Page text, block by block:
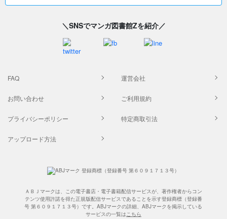
＼SNSでマンガ図書館Zを紹介／
FAQ 運営会社
お問い合わせ ご利用規約
プライバシーポリシー 特定商取引法
アップロード方法
ＡＢＪマークは、この電子書店・電子書籍配信サービスが、著作権者からコン
テンツ使用許諾を得た正規版配信サービスであることを示す登録商標（登録番
号 第６０９１７１３号）です。ABJマークの詳細、ABJマークを掲示している
サービスの一覧はこちら